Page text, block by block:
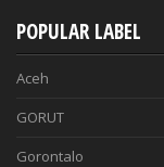
POPULAR LABEL
Aceh
GORUT
Gorontalo